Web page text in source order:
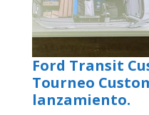
Ford Transit
Tourneo
lanzamiento.